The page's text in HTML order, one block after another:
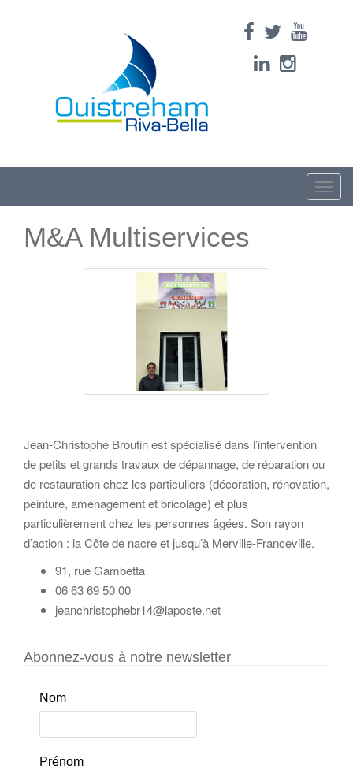
Toggle
M&A Multiservices
Jean-Christophe Broutin est spécialisé dans l’intervention
de petits et grands travaux de dépannage, de réparation ou
de restauration chez les particuliers (décoration, rénovation,
peinture, aménagement et bricolage) et plus
particulièrement chez les personnes âgées. Son rayon
d’action : la Côte de nacre et jusqu’à Merville-Franceville.
91, rue Gambetta
06 63 69 50 00
jeanchristophebr14@laposte.net
Abonnez-vous à notre newsletter
Nom
Prénom